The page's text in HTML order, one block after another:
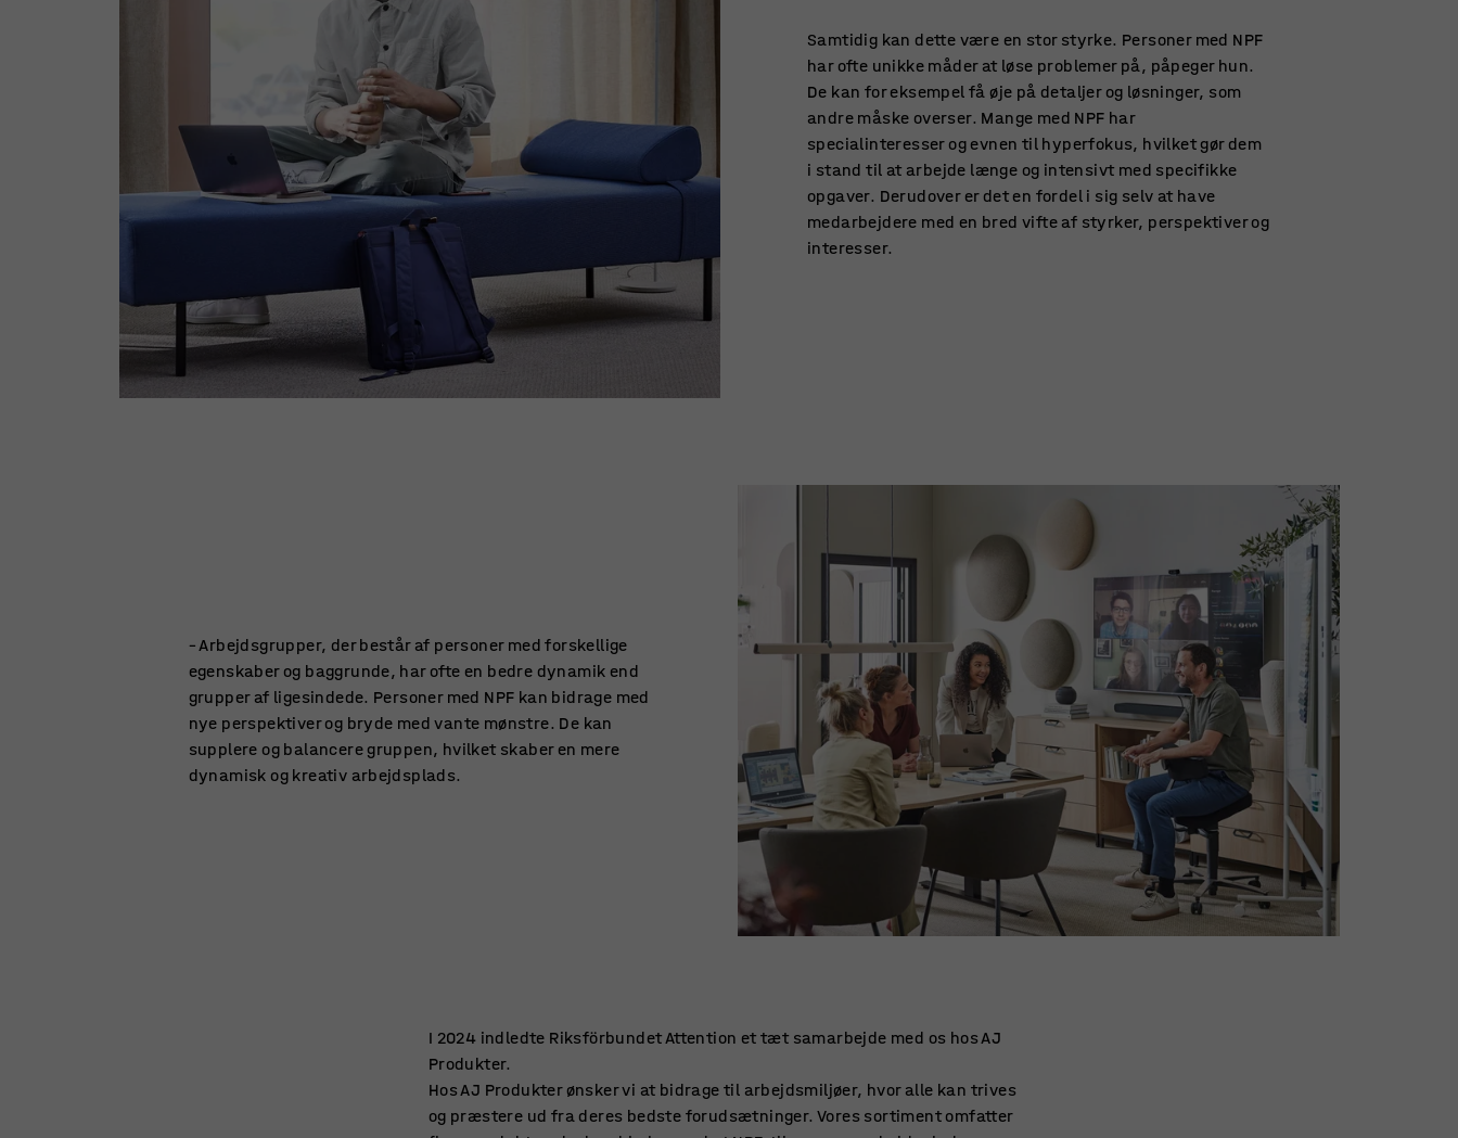
Samtidig kan dette være en stor styrke. Personer med NPF
har ofte unikke måder at løse problemer på, påpeger hun.
De kan for eksempel få øje på detaljer og løsninger, som
andre måske overser. Mange med NPF har
specialinteresser og evnen til hyperfokus, hvilket gør dem
i stand til at arbejde længe og intensivt med specifikke
opgaver. Derudover er det en fordel i sig selv at have
medarbejdere med en bred vifte af styrker, perspektiver og
interesser.
– Arbejdsgrupper, der består af personer med forskellige
egenskaber og baggrunde, har ofte en bedre dynamik end
grupper af ligesindede. Personer med NPF kan bidrage med
nye perspektiver og bryde med vante mønstre. De kan
supplere og balancere gruppen, hvilket skaber en mere
dynamisk og kreativ arbejdsplads.
I 2024 indledte Riksförbundet Attention et tæt samarbejde med os hos AJ
Produkter.
Hos AJ Produkter ønsker vi at bidrage til arbejdsmiljøer, hvor alle kan trives
og præstere ud fra deres bedste forudsætninger. Vores sortiment omfatter